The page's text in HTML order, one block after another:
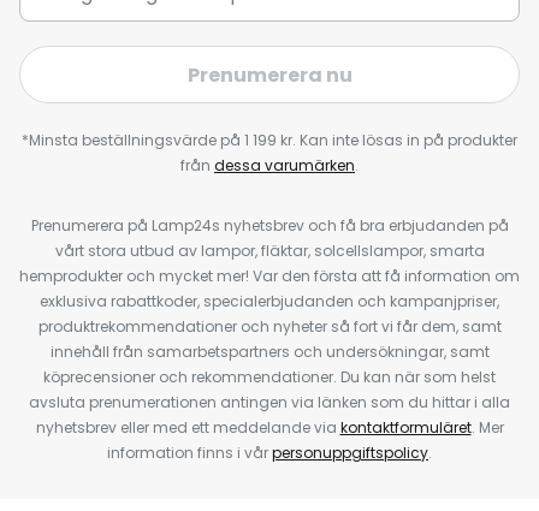
Prenumerera nu
*Minsta beställningsvärde på 1 199 kr. Kan inte lösas in på produkter
från dessa varumärken.
Prenumerera på Lamp24s nyhetsbrev och få bra erbjudanden på
vårt stora utbud av lampor, fläktar, solcellslampor, smarta
hemprodukter och mycket mer! Var den första att få information om
exklusiva rabattkoder, specialerbjudanden och kampanjpriser,
produktrekommendationer och nyheter så fort vi får dem, samt
innehåll från samarbetspartners och undersökningar, samt
köprecensioner och rekommendationer. Du kan när som helst
avsluta prenumerationen antingen via länken som du hittar i alla
nyhetsbrev eller med ett meddelande via kontaktformuläret. Mer
information finns i vårpersonuppgiftspolicy.